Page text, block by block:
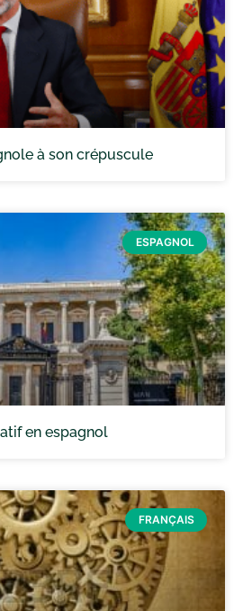
à son crépuscule
ESPAGNOL
en espagnol
FRANÇAIS